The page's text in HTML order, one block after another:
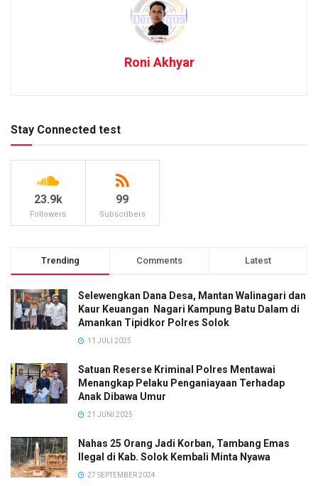
Roni Akhyar
Stay Connected test
23.9k
Followers
99
Subscribers
Trending Comments Latest
Selewengkan Dana Desa, Mantan Walinagari dan
Kaur Keuangan Nagari Kampung Batu Dalam di
Amankan Tipidkor Polres Solok
11 JULI 2025
Satuan Reserse Kriminal Polres Mentawai
Menangkap Pelaku Penganiayaan Terhadap
Anak Dibawa Umur
21 JUNI 2025
Nahas 25 Orang Jadi Korban, Tambang Emas
Ilegal di Kab. Solok Kembali Minta Nyawa
27 SEPTEMBER 2024